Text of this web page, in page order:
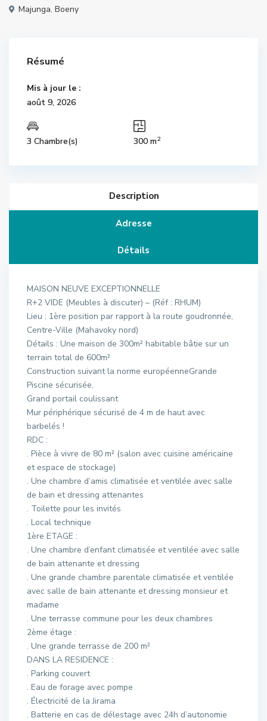
Majunga, Boeny
Résumé
Mis à jour le :
août 9, 2026
3 Chambre(s) 300 m2
Description
Adresse
Détails
MAISON NEUVE EXCEPTIONNELLE
R+2 VIDE (Meubles à discuter) – (Réf : RHUM)
Lieu : 1ère position par rapport à la route goudronnée,
Centre-Ville (Mahavoky nord)
Détails : Une maison de 300m² habitable bâtie sur un
terrain total de 600m²
Construction suivant la norme européenneGrande
Piscine sécurisée,
Grand portail coulissant
Mur périphérique sécurisé de 4 m de haut avec
barbelés !
RDC :
. Pièce à vivre de 80 m² (salon avec cuisine américaine
et espace de stockage)
. Une chambre d’amis climatisée et ventilée avec salle
de bain et dressing attenantes
. Toilette pour les invités
. Local technique
1ère ETAGE :
. Une chambre d’enfant climatisée et ventilée avec salle
de bain attenante et dressing
. Une grande chambre parentale climatisée et ventilée
avec salle de bain attenante et dressing monsieur et
madame
. Une terrasse commune pour les deux chambres
2ème étage :
. Une grande terrasse de 200 m²
DANS LA RESIDENCE :
. Parking couvert
. Eau de forage avec pompe
. Électricité de la Jirama
. Batterie en cas de délestage avec 24h d’autonomie